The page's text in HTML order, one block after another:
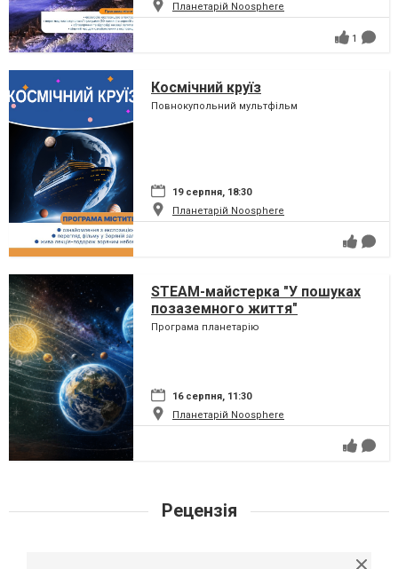
Планетарій Noosphere
1
Космічний круїз
Повнокупольний мультфільм
19 серпня, 18:30
Планетарій Noosphere
STEAM-майстерка "У пошуках
позаземного життя"
Програма планетарію
16 серпня, 11:30
Планетарій Noosphere
Рецензія